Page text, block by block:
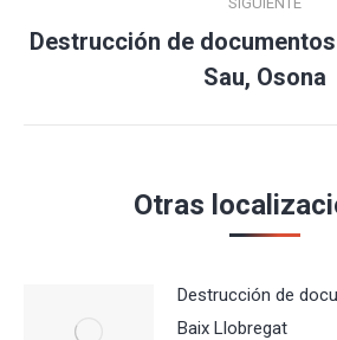
siguiente:
Destrucción de
Sau, Osona
Otras
Destrucción de
Baix Llobregat